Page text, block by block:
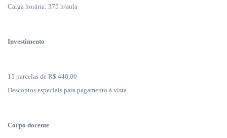
Carga horária: 375 h/aula
Investimento
15 parcelas de R$ 440,00
Descontos especiais para pagamento à vista
Corpo docente